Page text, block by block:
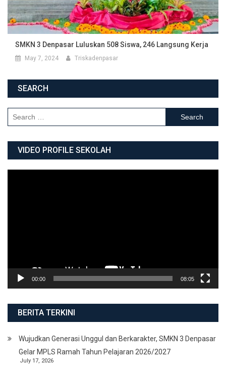
SMKN 3 Denpasar Luluskan 508 Siswa, 246 Langsung Kerja
May 7, 2024 Triskadenpasar
SEARCH
Search for:
VIDEO PROFILE SEKOLAH
00:00 08:05
BERITA TERKINI
Wujudkan Generasi Unggul dan Berkarakter, SMKN 3 Denpasar
Gelar MPLS Ramah Tahun Pelajaran 2026/2027
July 17, 2026